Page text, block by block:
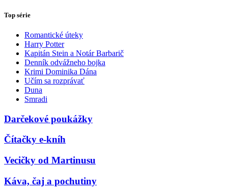
Top série
Romantické úteky
Harry Potter
Kapitán Stein a Notár Barbarič
Denník odvážneho bojka
Krimi Dominika Dána
Učím sa rozprávať
Duna
Smradi
Darčekové poukážky
Čítačky e-kníh
Vecičky od Martinusu
Káva, čaj a pochutiny